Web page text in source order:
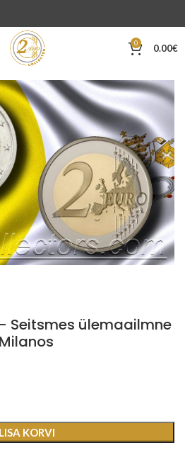
0 0.00€
Seitsmes ülemaailmne
LISA KORVI